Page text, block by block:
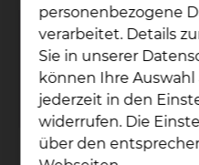
Mo­na
Salzdahlumer Straße
Celler Straße 38,
personenbezogene
verarbeitet. Details
Sie in unserer
können Ihre
jederzeit in den
widerrufen. Die
über den